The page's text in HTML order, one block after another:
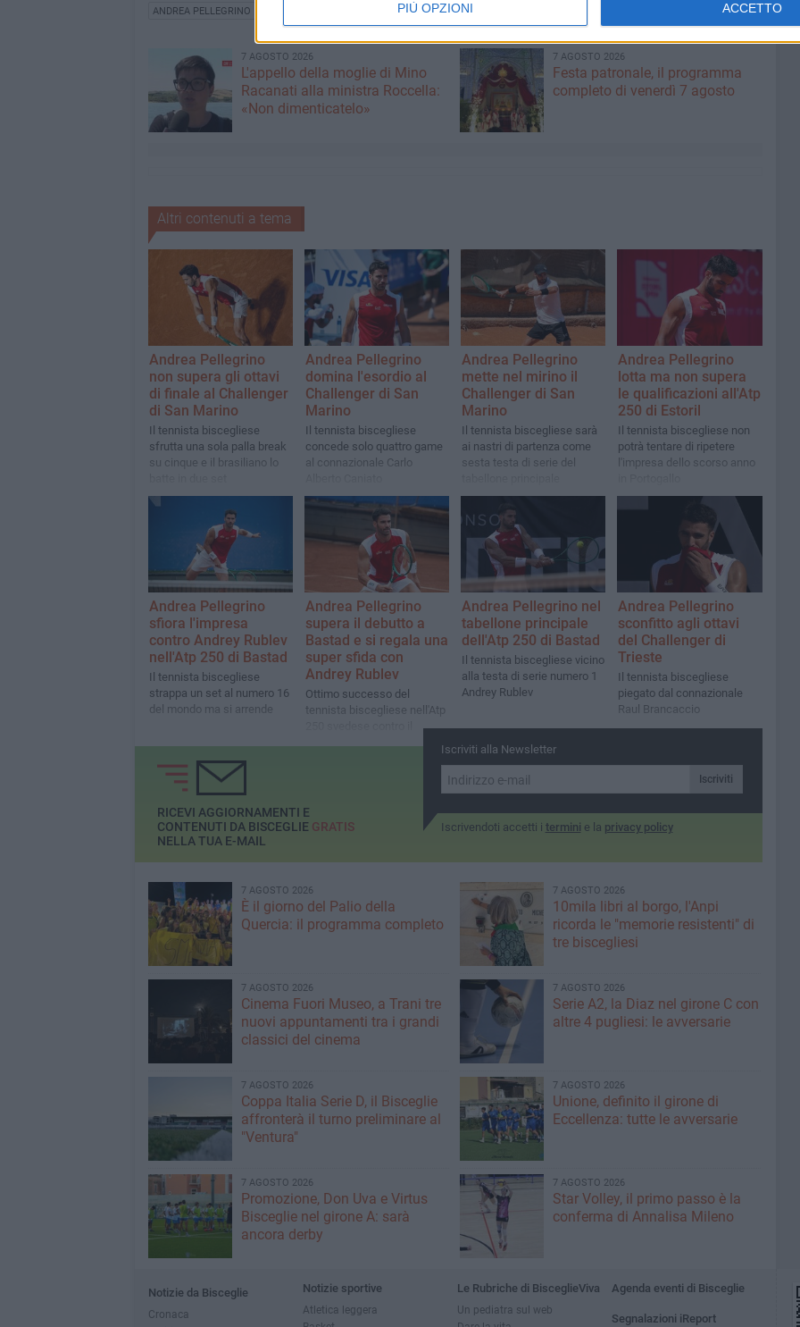
PIÙ OPZIONI ACCETTO
ANDREA PELLEGRINO
7 AGOSTO 2026
L'appello della moglie di Mino
Racanati alla ministra Roccella:
«Non dimenticatelo»
7 AGOSTO 2026
Festa patronale, il programma
completo di venerdì 7 agosto
Altri contenuti a tema
Andrea Pellegrino
non supera gli ottavi
di finale al Challenger
di San Marino
Il tennista biscegliese
sfrutta una sola palla break
su cinque e il brasiliano lo
Andrea Pellegrino
domina l'esordio al
Challenger di San
Marino
Il tennista biscegliese
concede solo quattro game
al connazionale Carlo
Andrea Pellegrino
mette nel mirino il
Challenger di San
Marino
Il tennista biscegliese sarà
ai nastri di partenza come
sesta testa di serie del
Andrea Pellegrino
lotta ma non supera
le qualificazioni all'Atp
250 di Estoril
Il tennista biscegliese non
potrà tentare di ripetere
l'impresa dello scorso anno
Andrea Pellegrino
sfiora l'impresa
contro Andrey Rublev
nell'Atp 250 di Bastad
Il tennista biscegliese
strappa un set al numero 16
del mondo ma si arrende
Andrea Pellegrino
supera il debutto a
Bastad e si regala una
super sfida con
Andrey Rublev
Ottimo successo del
tennista biscegliese nell'Atp
Andrea Pellegrino nel
tabellone principale
dell'Atp 250 di Bastad
Il tennista biscegliese vicino
alla testa di serie numero 1
Andrey Rublev
Andrea Pellegrino
sconfitto agli ottavi
del Challenger di
Trieste
Il tennista biscegliese
piegato dal connazionale
Raul Brancaccio
Iscriviti alla Newsletter
Iscriviti
Iscrivendoti accetti i termini e la privacy policy
RICEVI AGGIORNAMENTI E
CONTENUTI DA BISCEGLIE GRATIS
NELLA TUA E-MAIL
7 AGOSTO 2026
È il giorno del Palio della
Quercia: il programma completo
7 AGOSTO 2026
10mila libri al borgo, l'Anpi
ricorda le "memorie resistenti" di
tre biscegliesi
7 AGOSTO 2026
Cinema Fuori Museo, a Trani tre
nuovi appuntamenti tra i grandi
classici del cinema
7 AGOSTO 2026
Serie A2, la Diaz nel girone C con
altre 4 pugliesi: le avversarie
7 AGOSTO 2026
Coppa Italia Serie D, il Bisceglie
affronterà il turno preliminare al
"Ventura"
7 AGOSTO 2026
Unione, definito il girone di
Eccellenza: tutte le avversarie
7 AGOSTO 2026
Promozione, Don Uva e Virtus
Bisceglie nel girone A: sarà
ancora derby
7 AGOSTO 2026
Star Volley, il primo passo è la
conferma di Annalisa Mileno
Notizie da Bisceglie
Cronaca
Notizie sportive
Atletica leggera
Le Rubriche di BisceglieViva
Un pediatra sul web
Agenda eventi di Bisceglie
Segnalazioni iReport